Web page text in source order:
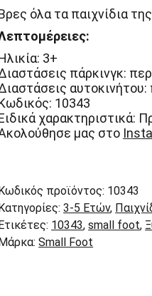
όλα τα παιχνίδια της
3+
πάρκινγκ:
αυτοκινήτου:
10343
χαρακτηριστικά:
μας στο
προϊόντος: 10343
3-5 Ετών,
10343,small foot,
Small Foot